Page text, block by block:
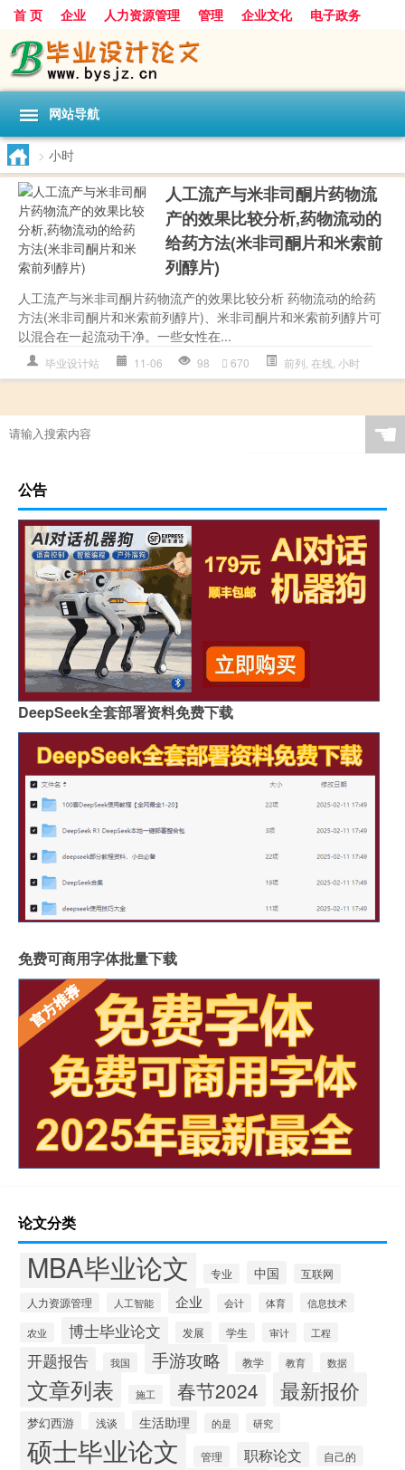
首 页 企业 人力资源管理 管理 企业文化
电子政务
数据
旅游 项目 浅谈 发展
网站导航
> 小时
人工流产与米非司酮片药物流
产的效果比较分析,药物流动的
给药方法(米非司酮片和米索前
列醇片)
人工流产与米非司酮片药物流产的效果比较分析 药物流动的给药
方法(米非司酮片和米索前列醇片)、米非司酮片和米索前列醇片可
以混合在一起流动干净。一些女性在...
毕业设计站 11-06 98 670 前列 在线 小时
☚
公告
DeepSeek全套部署资料免费下载
免费可商用字体批量下载
论文分类
MBA毕业论文 专业 中国
互联网
人力资源管理
人工智能 企业 会计 体育 信息技术
农业 博士毕业论文 发展 学生 审计 工程
开题报告 我国 手游攻略 教学 教育 数据
文章列表 施工 春节2024 最新报价
梦幻西游 浅谈 生活助理 的是 研究
硕士毕业论文 管理 职称论文 自己的